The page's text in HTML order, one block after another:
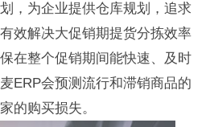
，为企业提供仓库规划，追求
效解决大促销期提货分拣效率
在整个促销期间能快速、及时
ERP会预测流行和滞销商品的
的购买损失。